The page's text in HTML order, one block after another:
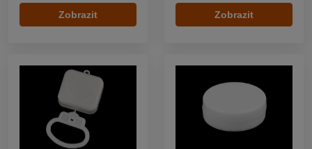
Zobrazit Zobrazit